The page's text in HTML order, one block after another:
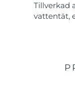
Tillverkad
vattentät,